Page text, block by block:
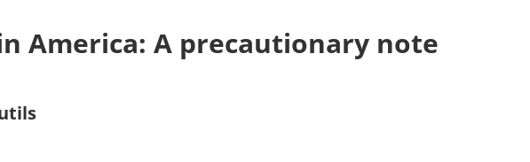
America: A precautionary note